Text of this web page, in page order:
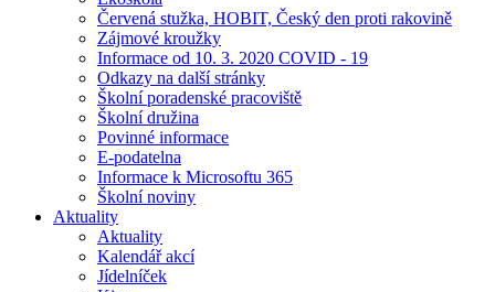
Červená stužka, HOBIT, Český den proti rakovině
Zájmové kroužky
Informace od 10. 3. 2020 COVID - 19
Odkazy na další stránky
Školní poradenské pracoviště
Školní družina
Povinné informace
E-podatelna
Informace k Microsoftu 365
Školní noviny
Aktuality
Aktuality
Kalendář akcí
Jídelníček